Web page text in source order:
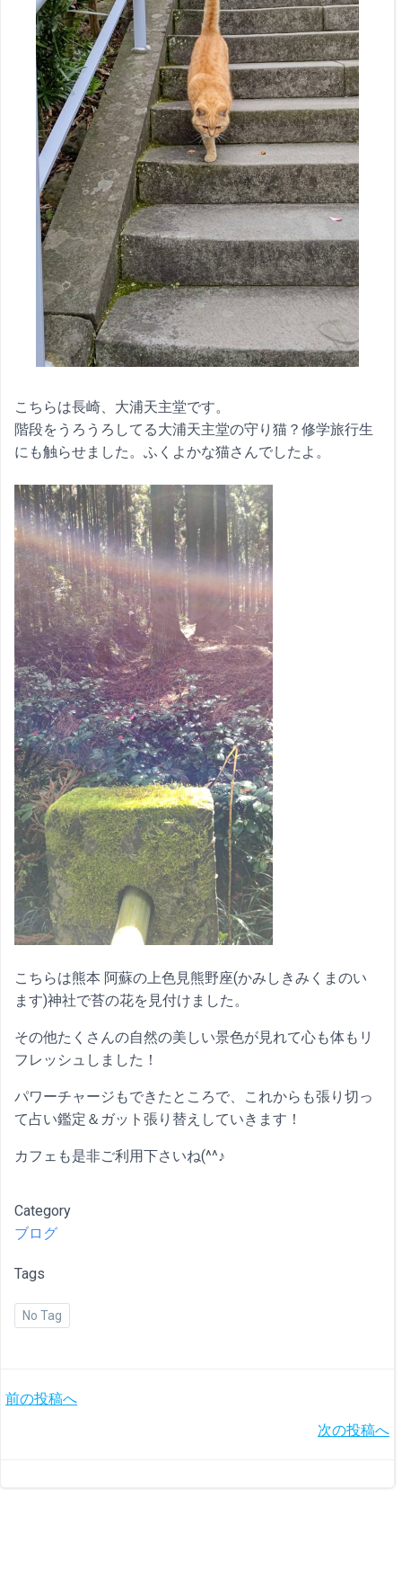
こちらは長崎、大浦天主堂です。
階段をうろうろしてる大浦天主堂の守り猫？修学旅行生
にも触らせました。ふくよかな猫さんでしたよ。
こちらは熊本 阿蘇の上色見熊野座(かみしきみくまのい
ます)神社で苔の花を見付けました。
その他たくさんの自然の美しい景色が見れて心も体もリ
フレッシュしました！
パワーチャージもできたところで、これからも張り切っ
て占い鑑定＆ガット張り替えしていきます！
カフェも是非ご利用下さいね(^^♪
Category
ブログ
Tags
No Tag
投
前の投稿へ
次の投稿へ